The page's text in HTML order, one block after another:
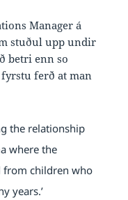
Manager á
stuðul upp undir
betri enn so
ferð at man
the relationship
where the
from children who
years.’